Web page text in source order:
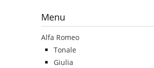
Menu
Alfa Romeo
Tonale
Giulia